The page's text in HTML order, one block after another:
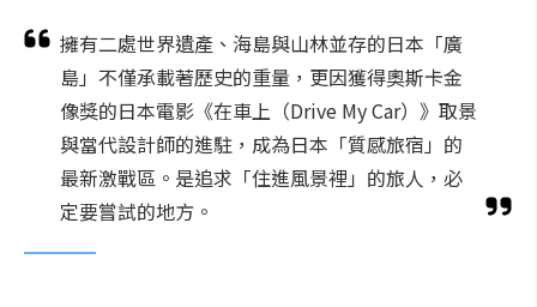
擁有二處世界遺產、海島與山林並存的日本「廣
島」不僅承載著歷史的重量，更因獲得奧斯卡金
像獎的日本電影《在車上（Drive My Car）》取景
與當代設計師的進駐，成為日本「質感旅宿」的
最新激戰區。是追求「住進風景裡」的旅人，必
定要嘗試的地方。